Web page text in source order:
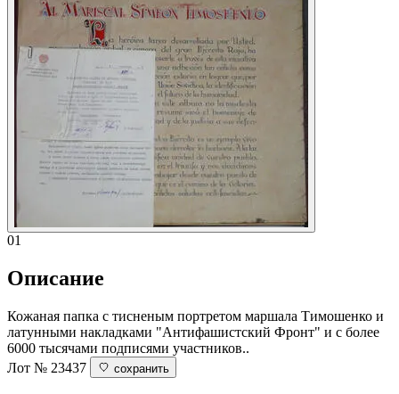
01
Описание
Кожаная папка с тисненым портретом маршала Тимошенко и
латунными накладками "Антифашистский Фронт" и с более
6000 тысячами подписями участников..
Лот № 23437
сохранить